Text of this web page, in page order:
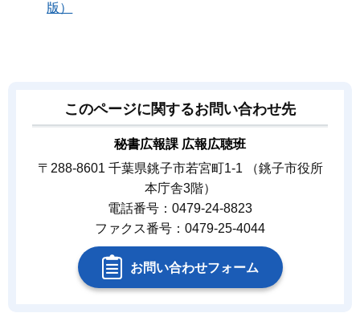
版）
このページに関するお問い合わせ先
秘書広報課 広報広聴班
〒288-8601 千葉県銚子市若宮町1-1 （銚子市役所
本庁舎3階）
電話番号：0479-24-8823
ファクス番号：0479-25-4044
お問い合わせフォーム